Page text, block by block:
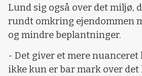
Lund sig også over det miljø,
rundt omkring ejendommen
og mindre beplantninger.
- Det giver et mere nuanceret
ikke kun er bar mark over det